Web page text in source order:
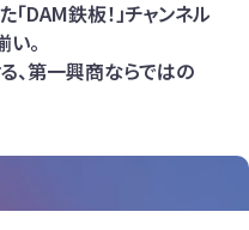
DAM鉄板！」チャンネル
。
、第一興商ならではの